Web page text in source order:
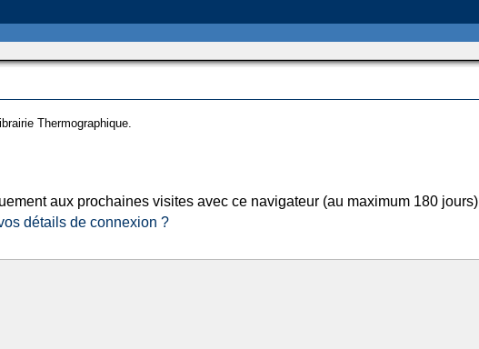
Thermographique.
aux prochaines visites avec ce navigateur (au maximum 180 jours)
détails de connexion ?